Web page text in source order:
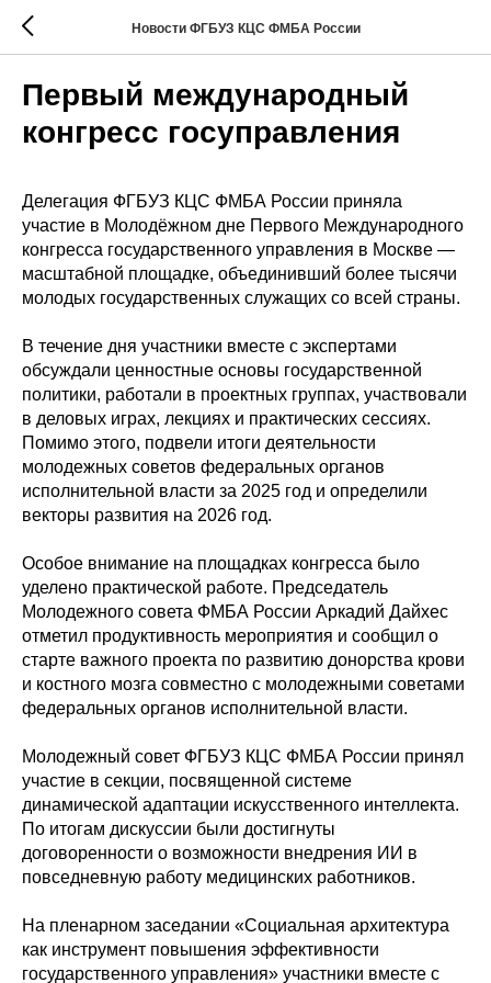
Новости ФГБУЗ КЦС ФМБА России
Первый международный
конгресс госуправления
Делегация ФГБУЗ КЦС ФМБА России приняла
участие в Молодёжном дне Первого Международного
конгресса государственного управления в Москве —
масштабной площадке, объединивший более тысячи
молодых государственных служащих со всей страны.
В течение дня участники вместе с экспертами
обсуждали ценностные основы государственной
политики, работали в проектных группах, участвовали
в деловых играх, лекциях и практических сессиях.
Помимо этого, подвели итоги деятельности
молодежных советов федеральных органов
исполнительной власти за 2025 год и определили
векторы развития на 2026 год.
Особое внимание на площадках конгресса было
уделено практической работе. Председатель
Молодежного совета ФМБА России Аркадий Дайхес
отметил продуктивность мероприятия и сообщил о
старте важного проекта по развитию донорства крови
и костного мозга совместно с молодежными советами
федеральных органов исполнительной власти.
Молодежный совет ФГБУЗ КЦС ФМБА России принял
участие в секции, посвященной системе
динамической адаптации искусственного интеллекта.
По итогам дискуссии были достигнуты
договоренности о возможности внедрения ИИ в
повседневную работу медицинских работников.
На пленарном заседании «Социальная архитектура
как инструмент повышения эффективности
государственного управления» участники вместе с